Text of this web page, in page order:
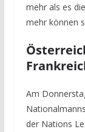
mehr als es
mehr können
Am
der Nations